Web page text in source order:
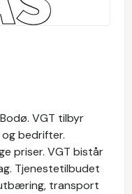
VGT tilbyr
bedrifter.
priser. VGT bistår
Tjenestetilbudet
transport